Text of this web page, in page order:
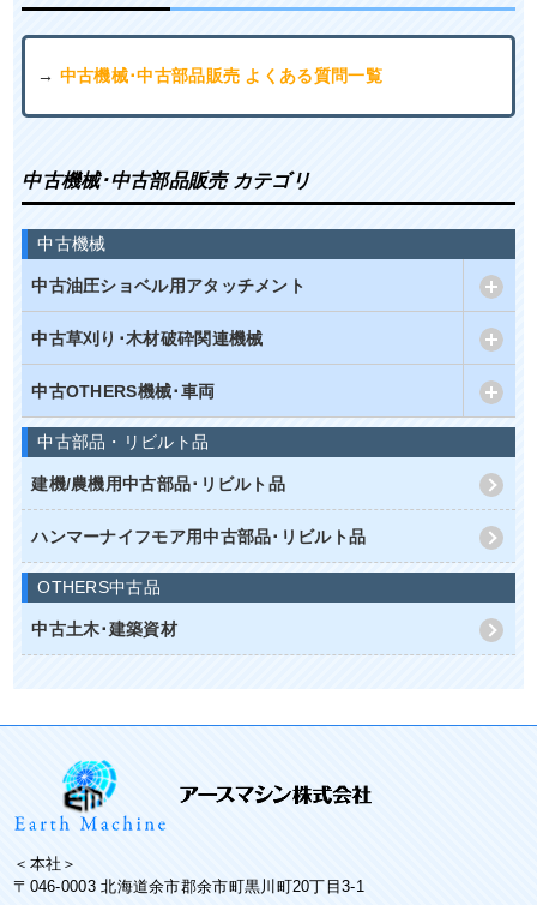
→ 中古機械･中古部品販売 よくある質問一覧
中古機械･中古部品販売 カテゴリ
中古機械
中古油圧ショベル用アタッチメント
中古草刈り･木材破砕関連機械
中古OTHERS機械･車両
中古部品・リビルト品
建機/農機用中古部品･リビルト品
ハンマーナイフモア用中古部品･リビルト品
OTHERS中古品
中古土木･建築資材
＜本社＞
〒046-0003 北海道余市郡余市町黒川町20丁目3-1